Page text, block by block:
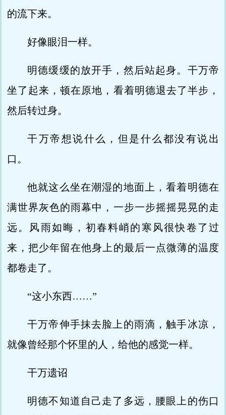
的流下来。
好像眼泪一样。
明德缓缓的放开手，然后站起身。干万帝
坐了起来，顿在原地，看着明德退去了半步，
然后转过身。
干万帝想说什么，但是什么都没有说出
口。
他就这么坐在潮湿的地面上，看着明德在
满世界灰色的雨幕中，一步一步摇摇晃晃的走
远。风雨如晦，初春料峭的寒风很快卷了过
来，把少年留在他身上的最后一点微薄的温度
都卷走了。
“这小东西……”
干万帝伸手抹去脸上的雨滴，触手冰凉，
就像曾经那个怀里的人，给他的感觉一样。
干万遗诏
明德不知道自己走了多远，腰眼上的伤口